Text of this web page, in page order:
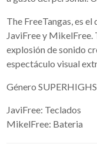
The FreeTangas, es
JaviFree y MikelFree.
explosión de sonido
espectáculo visual
Género
JaviFree: Teclados
MikelFree: Bateria